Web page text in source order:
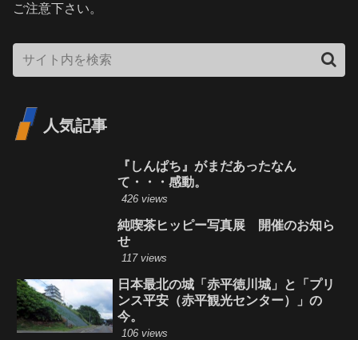
ご注意下さい。
人気記事
『しんぱち』がまだあったなん
て・・・感動。
426 views
純喫茶ヒッピー写真展 開催のお知ら
せ
117 views
日本最北の城「赤平徳川城」と「プリ
ンス平安（赤平観光センター）」の
今。
106 views